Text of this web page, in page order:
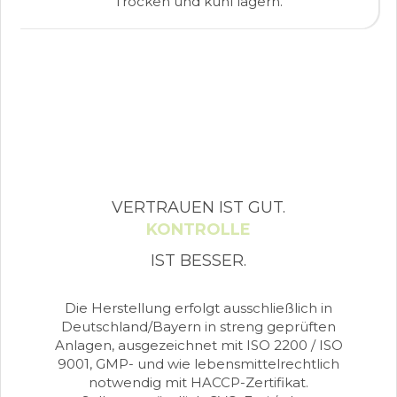
VERTRAUEN IST GUT.
KONTROLLE
IST BESSER.
Die Herstellung erfolgt ausschließlich in
Deutschland/Bayern in streng geprüften
Anlagen, ausgezeichnet mit ISO 2200 / ISO
9001, GMP- und wie lebensmittelrechtlich
notwendig mit HACCP-Zertifikat.